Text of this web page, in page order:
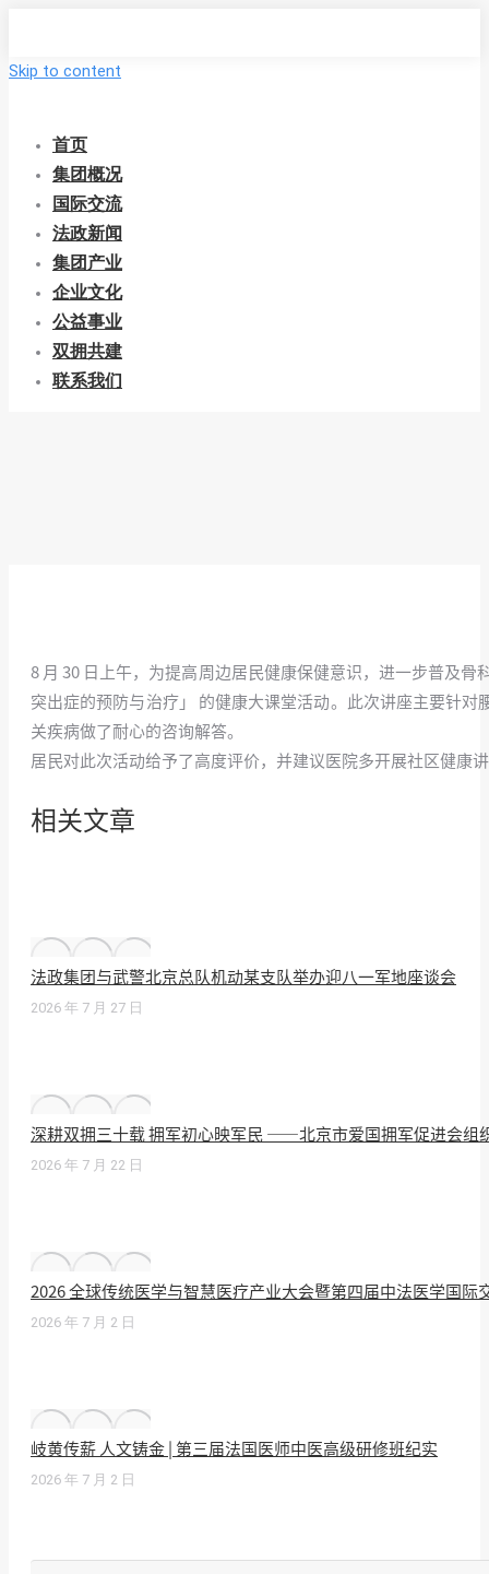
Skip to content
首页
集团概况
国际交流
法政新闻
集团产业
企业文化
公益事业
双拥共建
联系我们
8 月 30 日上午，为提高周边居民健康保健意识，进一步普及
突出症的预防与治疗」 的健康大课堂活动。此次讲座主要针
关疾病做了耐心的咨询解答。
居民对此次活动给予了高度评价，并建议医院多开展社区健康
相关文章
法政集团与武警北京总队机动某支队举办迎八一军地座谈会
2026 年 7 月 27 日
深耕双拥三十载 拥军初心映军民 ——北京市爱国拥军促进会组
2026 年 7 月 22 日
2026 全球传统医学与智慧医疗产业大会暨第四届中法医学国际
2026 年 7 月 2 日
岐黄传薪 人文铸金 | 第三届法国医师中医高级研修班纪实
2026 年 7 月 2 日